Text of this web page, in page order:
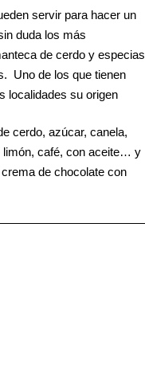
servir para hacer un
duda los más
de cerdo y especias
Uno de los que tienen
localidades su origen
cerdo, azúcar, canela,
limón, café, con aceite… y
de chocolate con